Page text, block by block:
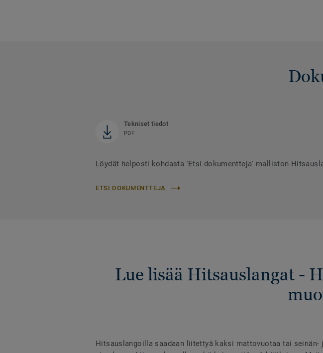
Tekniset tiedot
PDF
Löydät helposti kohdasta 'Etsi dokumentteja' malliston
ETSI DOKUMENTTEJA
Lue lisää Hitsauslangat -
Hitsauslangoilla saadaan liitettyä kaksi mattovuotaa tai